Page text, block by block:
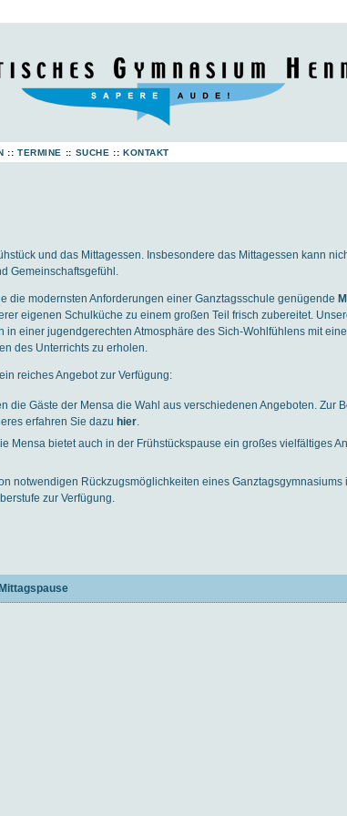
:: TERMINE :: SUCHE :: KONTAKT
und das Mittagessen. Insbesondere das Mittagessen kann
Gemeinschaftsgefühl.
die modernsten Anforderungen einer Ganztagsschule genügende
eigenen Schulküche zu einem großen Teil frisch zubereitet.
in einer jugendgerechten Atmosphäre des Sich-Wohlfühlens mit
des Unterrichts zu erholen.
reiches Angebot zur Verfügung:
die Gäste der Mensa die Wahl aus verschiedenen Angeboten. Zur
erfahren Sie dazu hier
Mensa bietet auch in der Frühstückspause ein großes vielfältiges
notwendigen Rückzugsmöglichkeiten eines
zur Verfügung.